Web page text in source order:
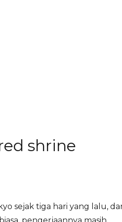
shrine
sejak tiga hari yang lalu,
pengerjaannya masih